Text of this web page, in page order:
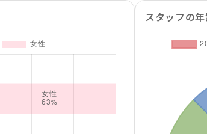
スタッフの